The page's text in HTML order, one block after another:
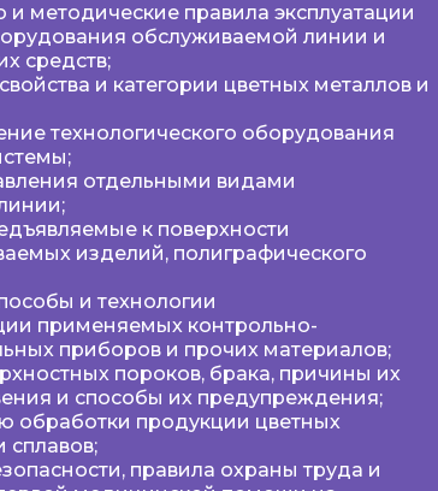
и методические правила эксплуатации
обслуживаемой линии и
средств;
и категории цветных металлов и
технологического оборудования
отдельными видами
к поверхности
изделий, полиграфического
и технологии
применяемых контрольно-
приборов и прочих материалов;
пороков, брака, причины их
и способы их предупреждения;
обработки продукции цветных
сплавов;
правила охраны труда и